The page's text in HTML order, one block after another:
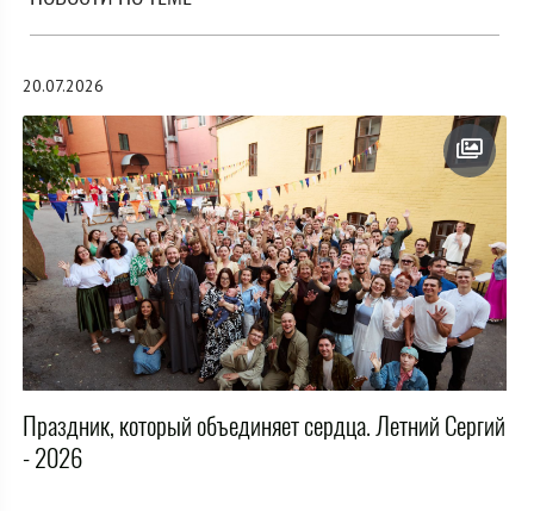
20.07.2026
Праздник, который объединяет сердца. Летний Сергий
- 2026